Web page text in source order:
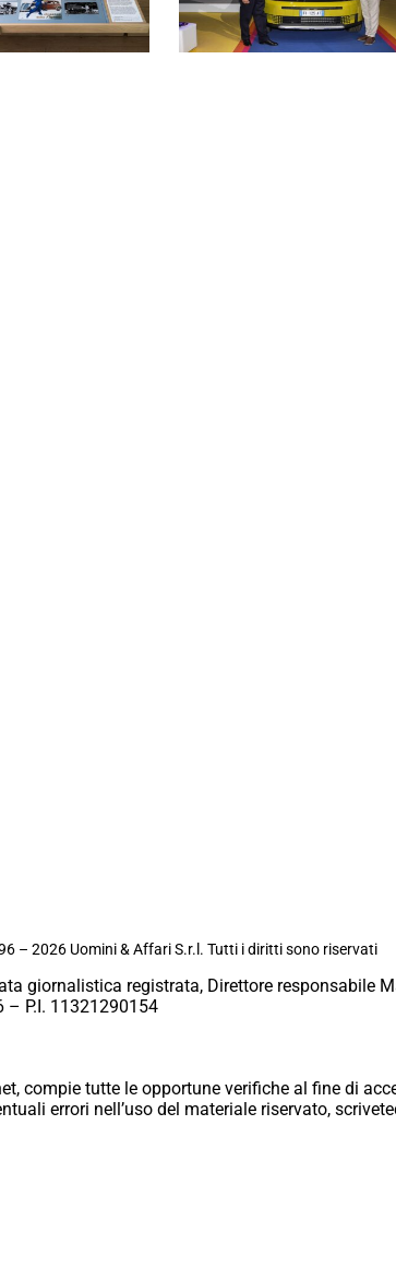
– 2026 Uomini & Affari S.r.l. Tutti i diritti sono riservati
giornalistica registrata, Direttore responsabile
– P.I. 11321290154
compie tutte le opportune verifiche al fine di
errori nell’uso del materiale riservato,